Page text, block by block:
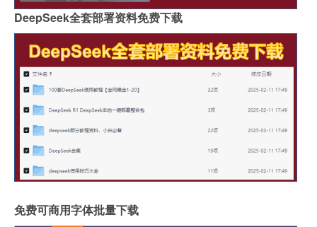
DeepSeek全套部署资料免费下载
免费可商用字体批量下载